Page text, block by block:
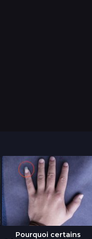
Pourquoi certains